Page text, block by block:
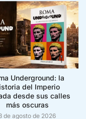
Underground: la
del Imperio
desde sus calles
más oscuras
de agosto de 2026